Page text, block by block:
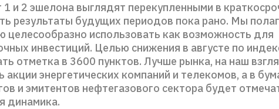
1 и 2 эшелона выглядят перекупленными в
результаты будущих периодов пока рано. Мы
целесообразно использовать как возможность для
инвестиций. Целью снижения в августе по
отметка в 3600 пунктов. Лучше рынка, на наш
акции энергетических компаний и телекомов, а в
и эмитентов нефтегазового сектора будет
динамика.